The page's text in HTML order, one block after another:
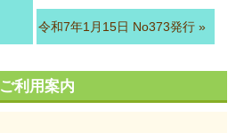
令和7年1月15日 No373発行»
ご利用案内